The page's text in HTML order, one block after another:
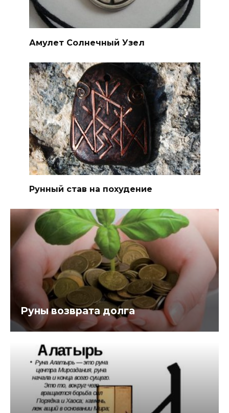
Амулет Солнечный Узел
Рунный став на похудение
Руны возврата долга